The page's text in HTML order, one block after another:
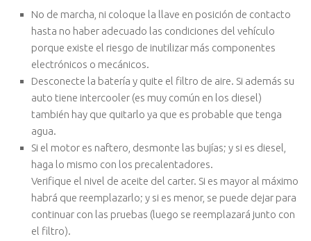
No de marcha, ni coloque la llave en posición de contacto
hasta no haber adecuado las condiciones del vehículo
porque existe el riesgo de inutilizar más componentes
electrónicos o mecánicos.
Desconecte la batería y quite el filtro de aire. Si además su
auto tiene intercooler (es muy común en los diesel)
también hay que quitarlo ya que es probable que tenga
agua.
Si el motor es naftero, desmonte las bujías; y si es diesel,
haga lo mismo con los precalentadores.
Verifique el nivel de aceite del carter. Si es mayor al máximo
habrá que reemplazarlo; y si es menor, se puede dejar para
continuar con las pruebas (luego se reemplazará junto con
el filtro).